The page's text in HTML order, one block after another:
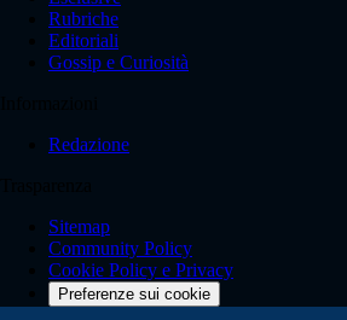
Rubriche
Editoriali
Gossip e Curiosità
Redazione
Sitemap
Community Policy
Cookie Policy e Privacy
Preferenze sui cookie